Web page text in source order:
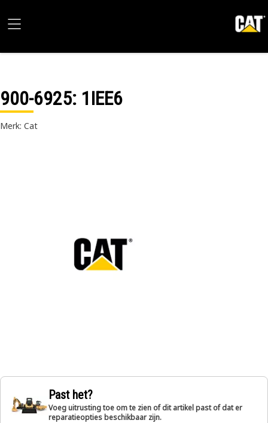
900-6925: 1IEE6
Merk: Cat
Past het?
Voeg uitrusting toe om te zien of dit artikel past of dat er
reparatieopties beschikbaar zijn.